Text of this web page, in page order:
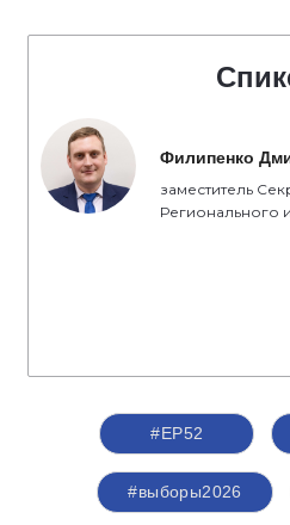
Филипенко
заместитель
Регионального
#ЕР52
#выборы2026